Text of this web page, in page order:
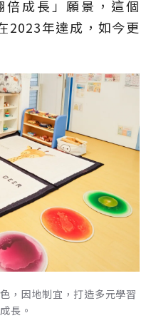
成長」願景，這個
2023年達成，如今更
，因地制宜，打造多元學習
長。